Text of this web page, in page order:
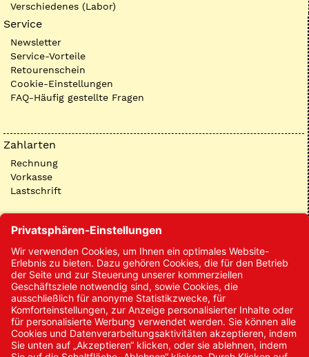
Verschiedenes (Labor)
Service
Newsletter
Service-Vorteile
Retourenschein
Cookie-Einstellungen
FAQ-Häufig gestellte Fragen
Zahlarten
Rechnung
Vorkasse
Lastschrift
Kontakt
Kontakt/Anfrage
Neukundenanmeldung
Kennwort vergessen